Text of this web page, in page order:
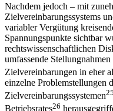
Nachdem jedoch – mit
Zielvereinbarungssystems
variabler Vergütung
Spannungspunkte sichtbar
rechtswissenschaftlichen
umfassende
Zielvereinbarungen in eher
einzelne Problemstellungen
Zielvereinbarungssystemen25
Betriebsrates26